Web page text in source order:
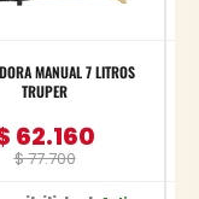
MANUAL 7 LITROS
TRUPER
$77.700
62.160